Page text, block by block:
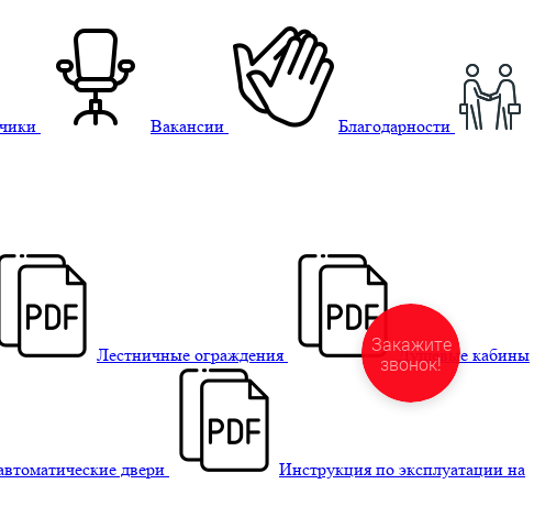
Вакансии Благодарности
Лестничные ограждения Душевые кабины
двери Инструкция по эксплуатации на
Закажите